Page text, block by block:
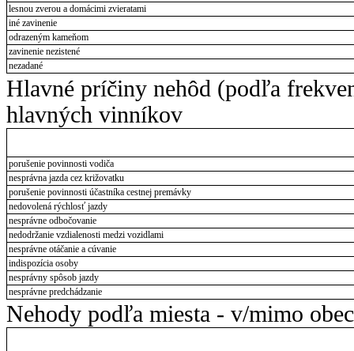
lesnou zverou a domácimi zvieratami
iné zavinenie
odrazeným kameňom
zavinenie nezistené
nezadané
Hlavné príčiny nehôd (podľa
hlavných vinníkov
porušenie povinnosti vodiča
nesprávna jazda cez križovatku
porušenie povinnosti účastníka cestnej premávky
nedovolená rýchlosť jazdy
nesprávne odbočovanie
nedodržanie vzdialenosti medzi vozidlami
nesprávne otáčanie a cúvanie
indispozícia osoby
nesprávny spôsob jazdy
nesprávne predchádzanie
Nehody podľa miesta - v/mimo obec